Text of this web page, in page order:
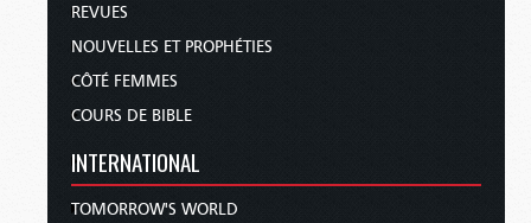
REVUES
NOUVELLES ET PROPHÉTIES
CÔTÉ FEMMES
COURS DE BIBLE
INTERNATIONAL
TOMORROW'S WORLD